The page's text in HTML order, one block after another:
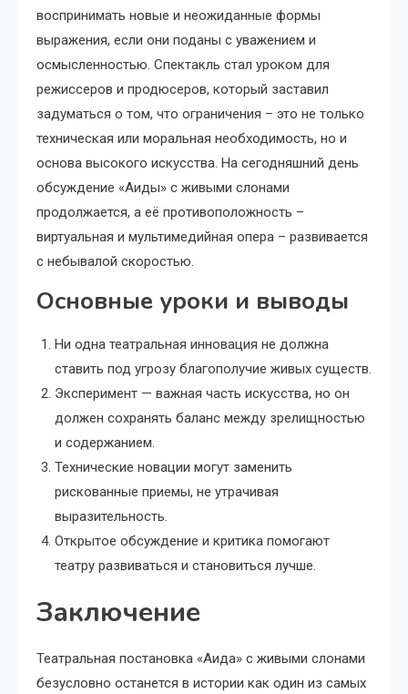
воспринимать новые и неожиданные формы
выражения, если они поданы с уважением и
осмысленностью. Спектакль стал уроком для
режиссеров и продюсеров, который заставил
задуматься о том, что ограничения – это не только
техническая или моральная необходимость, но и
основа высокого искусства. На сегодняшний день
обсуждение «Аиды» с живыми слонами
продолжается, а её противоположность –
виртуальная и мультимедийная опера – развивается
с небывалой скоростью.
Основные уроки и выводы
Ни одна театральная инновация не должна
ставить под угрозу благополучие живых существ.
Эксперимент — важная часть искусства, но он
должен сохранять баланс между зрелищностью
и содержанием.
Технические новации могут заменить
рискованные приемы, не утрачивая
выразительность.
Открытое обсуждение и критика помогают
театру развиваться и становиться лучше.
Заключение
Театральная постановка «Аида» с живыми слонами
безусловно останется в истории как один из самых